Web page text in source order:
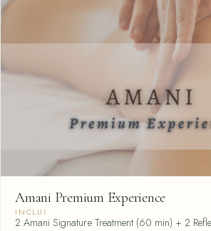
Amani Premium Experience
INCLUI
2 Amani Signature Treatment (60 min) + 2